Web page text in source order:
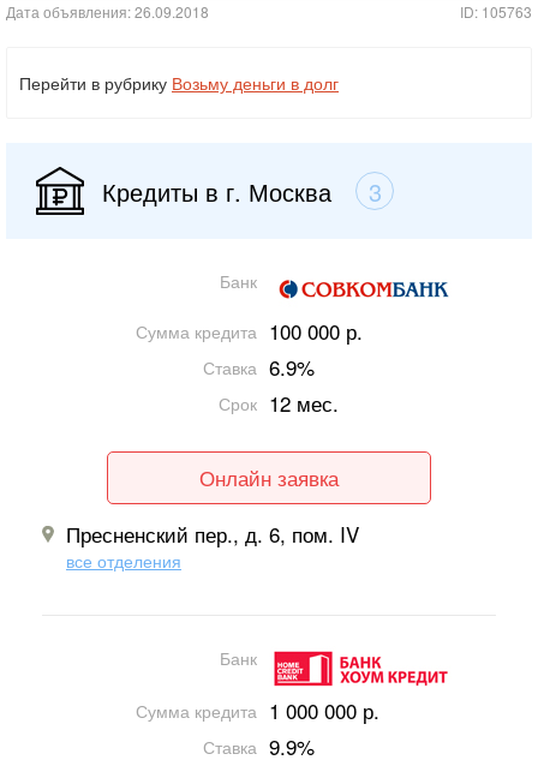
Дата объявления: 26.09.2018 ID: 105763
Перейти в рубрику Возьму деньги в долг
Кредиты в г. Москва 3
Банк
Сумма кредита 100 000 р.
Ставка 6.9%
Срок 12 мес.
Онлайн заявка
Пресненский пер., д. 6, пом. IV
все отделения
Банк
Сумма кредита 1 000 000 р.
Ставка 9.9%